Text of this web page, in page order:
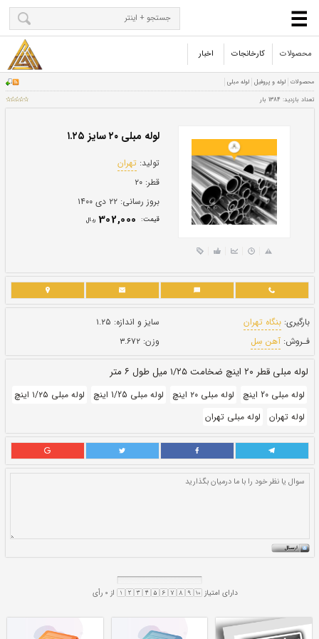
محصولات کارخانجات اخبار
لوله مبلی ۲۰ سایز ۱.۲۵
قطر:۲۰
بروز رسانی:
قيمت: 302,000 ريال
سایز و اندازه:۱.۲۵